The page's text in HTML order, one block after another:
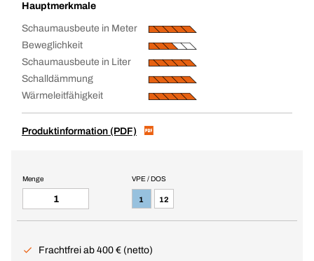
Hauptmerkmale
Schaumausbeute in Meter
Beweglichkeit
Schaumausbeute in Liter
Schalldämmung
Wärmeleitfähigkeit
Produktinformation (PDF)
VPE / DOS
1 12
Menge
Frachtfrei ab 400 € (netto)